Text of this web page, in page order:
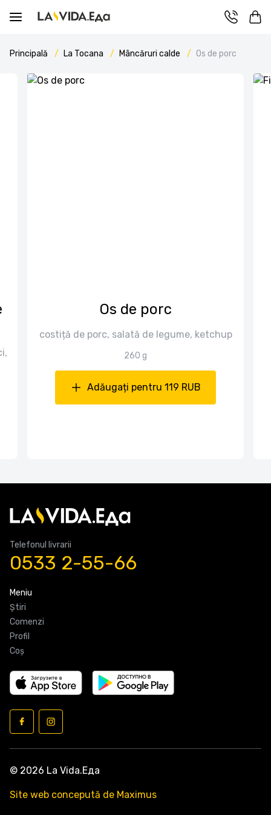
Principală La Tocana Mâncăruri calde Os de porc
Os de porc
costiță de porc, salată de legume, ketchup
260 g
Adăugați pentru 119 RUB
Telefonul livrarii
0533 2-55-66
Meniu
Știri
Comenzi
Profil
Coş
© 2026 La Vida.Еда
Site web concepută de Maximus